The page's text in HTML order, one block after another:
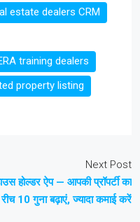
estate dealers CRM
training dealers
property listing
Next Post
होल्डर ऐप — आपकी प्रॉपर्टी का
रीच 10 गुना बढ़ाएं, ज्यादा कमाई करें